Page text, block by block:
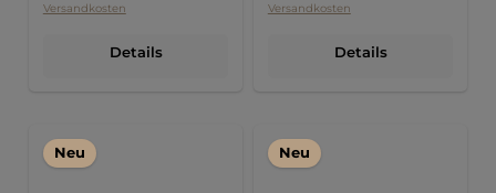
Versandkosten
Details
Versandkosten
Details
Neu Neu